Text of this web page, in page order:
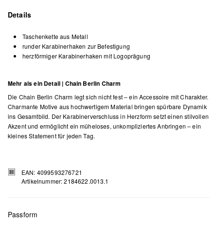
Details
Taschenkette aus Metall
runder Karabinerhaken zur Befestigung
herzförmiger Karabinerhaken mit Logoprägung
Mehr als ein Detail | Chain Berlin Charm
Die Chain Berlin Charm legt sich nicht fest – ein Accessoire mit Charakter.
Charmante Motive aus hochwertigem Material bringen spürbare Dynamik
ins Gesamtbild. Der Karabinerverschluss in Herzform setzt einen stilvollen
Akzent und ermöglicht ein müheloses, unkompliziertes Anbringen – ein
kleines Statement für jeden Tag.
EAN: 4099593276721
Artikelnummer: 2184622.0013.1
Passform